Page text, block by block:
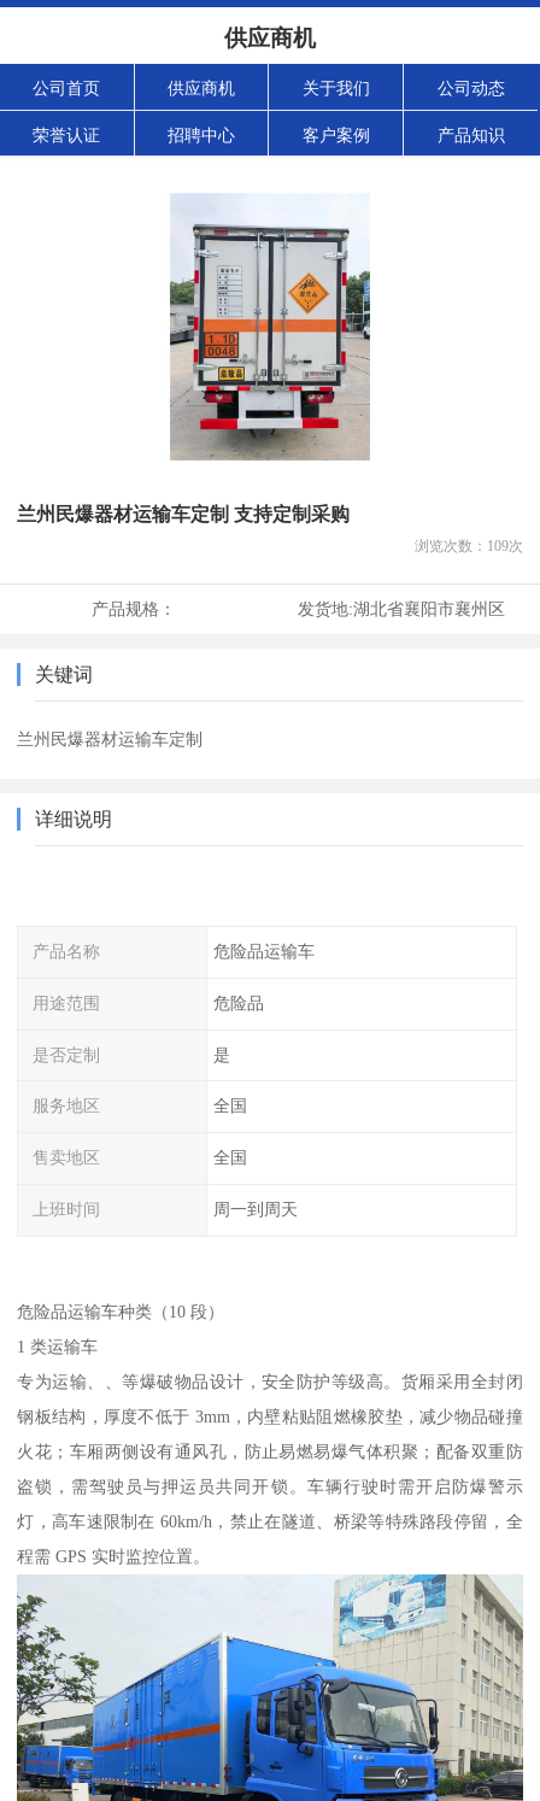
供应商机
公司首页 供应商机 关于我们 公司动态
荣誉认证 招聘中心 客户案例 产品知识
兰州民爆器材运输车定制 支持定制采购
浏览次数： 109次
产品规格： 发货地:湖北省襄阳市襄州区
关键词
兰州民爆器材运输车定制
详细说明
产品名称 危险品运输车
用途范围 危险品
是否定制 是
服务地区 全国
售卖地区 全国
上班时间 周一到周天
危险品运输车种类（10 段）​
1 类运输车​
专为运输、、等爆破物品设计，安全防护等级高。货厢采用全封闭
钢板结构，厚度不低于 3mm，内壁粘贴阻燃橡胶垫，减少物品碰撞
火花；车厢两侧设有通风孔，防止易燃易爆气体积聚；配备双重防
盗锁，需驾驶员与押运员共同开锁。车辆行驶时需开启防爆警示
灯，高车速限制在 60km/h，禁止在隧道、桥梁等特殊路段停留，全
程需 GPS 实时监控位置。​